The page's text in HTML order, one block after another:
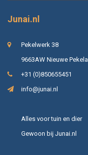
Junai.nl
Pekelwerk 38
9663AW Nieuwe Pekela
+31 (0)850655451
info@junai.nl
Alles voor tuin en dier
Gewoon bij Junai.nl